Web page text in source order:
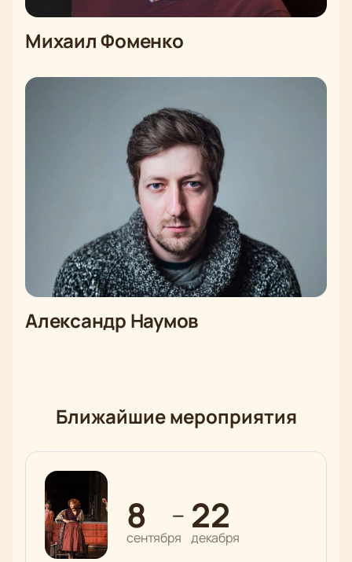
Михаил Фоменко
Александр Наумов
Ближайшие мероприятия
8
сентября
— 22
декабря